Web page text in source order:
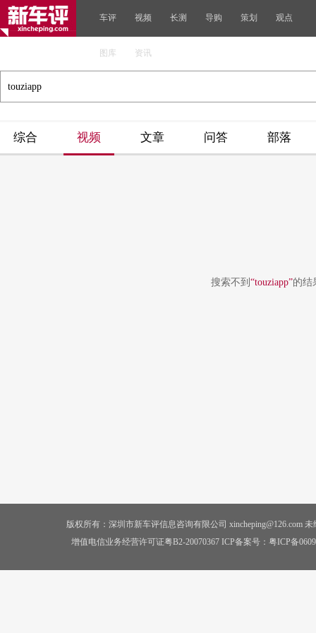
车评 视频 长测 导购 策划 观点
图库 资讯
综合 视频 文章 问答 部落
搜索不到 “touziapp”的结
版权所有：深圳市新车评信息咨询有限公司 xincheping@126.com
增值电信业务经营许可证粤B2-20070367 ICP备案号： 粤ICP备